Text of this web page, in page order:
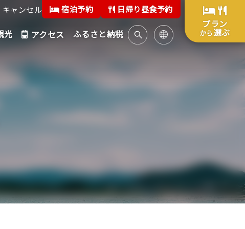
ャンセル 宿泊予約 日帰り昼食予約
光 アクセス ふるさと納税
プラン
から選ぶ